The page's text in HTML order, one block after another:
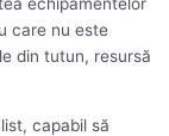
care nu este
din tutun, resursă
capabil să